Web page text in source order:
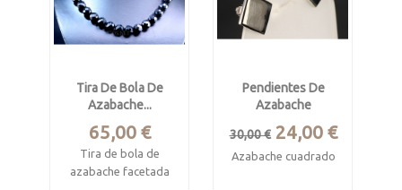
Miden 14 x 11 mm
Cierre anzuelo
Longitud 39 cm
Idóneo para montar
Tira De Bola De
Azabache...
Precio
65,00 €
Tira de bola de
azabache facetada
Pendientes De
Azabache
Precio
base
30,00 € Precio
24,00 €
Azabache cuadrado